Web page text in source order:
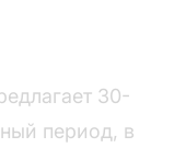
30-
период, в